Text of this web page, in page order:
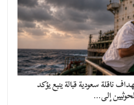
ناقلة سعودية قبالة ينبع يؤكد
إلى…